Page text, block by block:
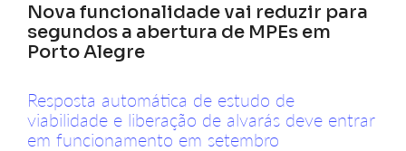
Nova funcionalidade vai reduzir para
segundos a abertura de MPEs em
Porto Alegre
Resposta automática de estudo de
viabilidade e liberação de alvarás deve entrar
em funcionamento em setembro